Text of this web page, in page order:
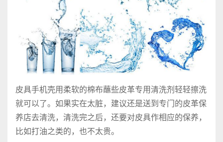
皮具手机壳用柔软的棉布蘸些皮革专用清洗剂轻轻擦洗
就可以了。如果实在太脏，建议还是送到专门的皮革保
养店去清洗，清洗完之后，还要对皮具作相应的保养，
比如打油之类的，也不太贵。